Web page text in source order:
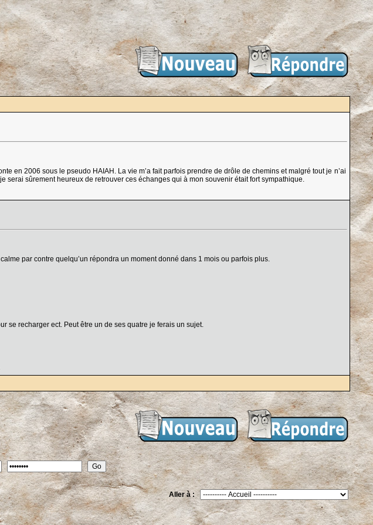
en 2006 sous le pseudo HAIAH. La vie m’a fait parfois prendre de drôle de chemins et malgré tout je n’ai
serai sûrement heureux de retrouver ces échanges qui à mon souvenir était fort sympathique.
par contre quelqu’un répondra un moment donné dans 1 mois ou parfois plus.
se recharger ect. Peut être un de ses quatre je ferais un sujet.
Aller à :